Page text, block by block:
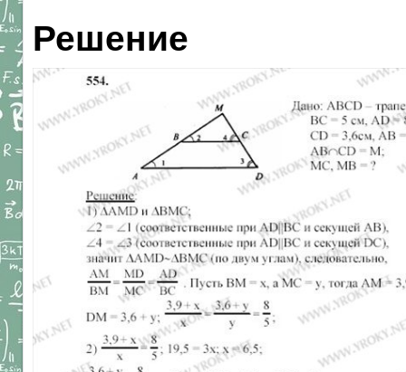
Решение